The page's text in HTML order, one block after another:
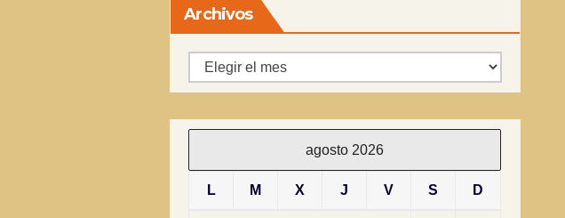
Archivos
Archivos
agosto 2026
L M X J V S D